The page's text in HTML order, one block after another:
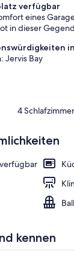
verfügbar
eines
in dieser
Jervis Bay
4 Schlafzimmer
kennen